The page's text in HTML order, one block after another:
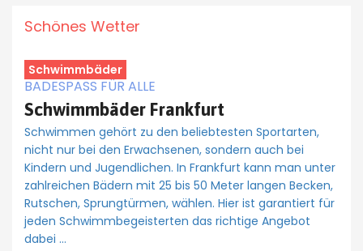
Schönes Wetter
Schwimmbäder
BADESPASS FÜR ALLE
Schwimmbäder Frankfurt
Schwimmen gehört zu den beliebtesten Sportarten,
nicht nur bei den Erwachsenen, sondern auch bei
Kindern und Jugendlichen. In Frankfurt kann man unter
zahlreichen Bädern mit 25 bis 50 Meter langen Becken,
Rutschen, Sprungtürmen, wählen. Hier ist garantiert für
jeden Schwimmbegeisterten das richtige Angebot
dabei …